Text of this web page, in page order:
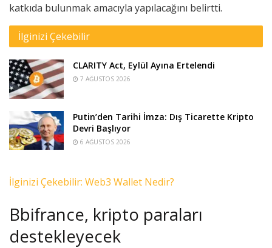
katkıda bulunmak amacıyla yapılacağını belirtti.
İlginizi Çekebilir
CLARITY Act, Eylül Ayına Ertelendi
7 AĞUSTOS 2026
Putin’den Tarihi İmza: Dış Ticarette Kripto
Devri Başlıyor
6 AĞUSTOS 2026
İlginizi Çekebilir: Web3 Wallet Nedir?
Bbifrance, kripto paraları
destekleyecek